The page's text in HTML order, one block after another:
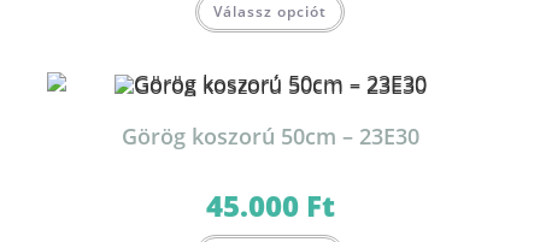
Válassz opciót
Görög koszorú 50cm – 23E30
45.000 Ft